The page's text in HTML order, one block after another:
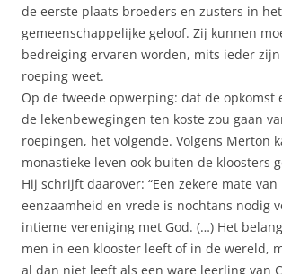
de eerste plaats broeders en zusters in het
gemeenschappelijke geloof. Zij kunnen
bedreiging ervaren worden, mits ieder
roeping weet.
Op de tweede opwerping: dat de opkomst
de lekenbewegingen ten koste zou gaan
roepingen, het volgende. Volgens Merton
monastieke leven ook buiten de kloosters
Hij schrijft daarover: “Een zekere mate
eenzaamheid en vrede is nochtans nodig
intieme vereniging met God. (…) Het
men in een klooster leeft of in de wereld,
al dan niet leeft als een ware leerling van